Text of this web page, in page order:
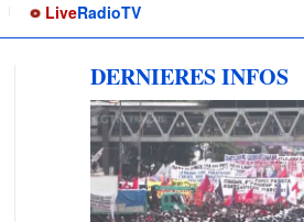
LiveRadioTV
DERNIERES INFOS